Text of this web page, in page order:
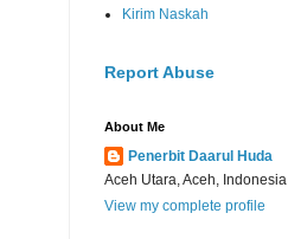
Kirim Naskah
Report Abuse
About Me
Penerbit Daarul Huda
Aceh Utara, Aceh, Indonesia
View my complete profile